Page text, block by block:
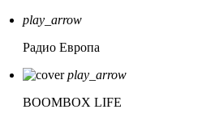
play_arrow
Радио Европа
play_arrow
BOOMBOX LIFE